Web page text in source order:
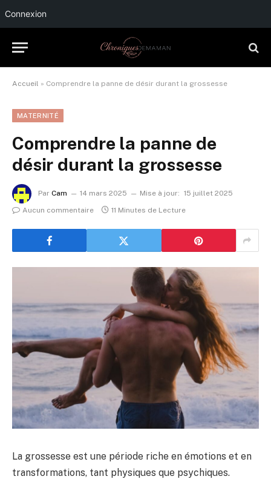
Connexion
Accueil » Comprendre la panne de désir durant la grossesse
MATERNITÉ
Comprendre la panne de
désir durant la grossesse
Par Cam 14 mars 2025 Mise à jour: 15 juillet 2025
Aucun commentaire
11 Minutes de Lecture
La grossesse est une période riche en émotions et en
transformations, tant physiques que psychiques.